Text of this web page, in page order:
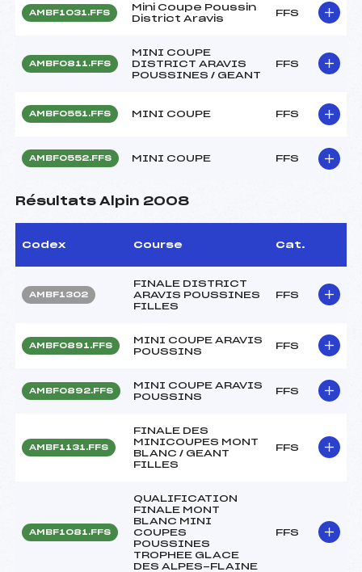
AMBF1031.FFS
Mini Coupe Poussin
District Aravis
FFS
AMBF0811.FFS
MINI COUPE
DISTRICT ARAVIS
POUSSINES / GEANT
FFS
AMBF0551.FFS MINI COUPE FFS
AMBF0552.FFS MINI COUPE FFS
Résultats Alpin 2008
Codex Course Cat.
AMBF1302
FINALE DISTRICT
ARAVIS POUSSINES
FILLES
FFS
AMBF0891.FFS
MINI COUPE ARAVIS
POUSSINS
FFS
AMBF0892.FFS
MINI COUPE ARAVIS
POUSSINS
FFS
AMBF1131.FFS
FINALE DES
MINICOUPES MONT
BLANC / GEANT
FILLES
FFS
AMBF1081.FFS
QUALIFICATION
FINALE MONT
BLANC MINI
COUPES
POUSSINES
TROPHEE GLACE
DES ALPES-FLAINE
FFS